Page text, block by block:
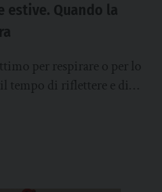
estive. Quando la
per respirare o per lo
tempo di riflettere e di